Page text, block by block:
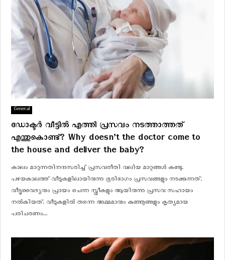
General
ഡോക്ടർ വീട്ടിൽ എത്തി പ്രസവം നടത്താത്തത്
എന്തുകൊണ്ട്? Why doesn’t the doctor come to
the house and deliver the baby?
കാലം മാറുന്നതിനനുസരിച്ച് പ്രസവരീതി വലിയ മാറ്റങ്ങൾ കണ്ടു.
പഴയകാലത്ത് വീടുകളിലായിരുന്നു ഭൂരിഭാഗം പ്രസവങ്ങളും നടക്കുന്നത്.
വീട്ടുവൈദ്യരും പ്രായം ചെന്ന സ്ത്രീകളും ആയിരുന്നു പ്രസവ സഹായം
നൽകിയത്. വീടുകളിൽ തന്നെ അമ്മമാരും കുഞ്ഞുങ്ങളും കൃത്യമായ
പരിചരണം...